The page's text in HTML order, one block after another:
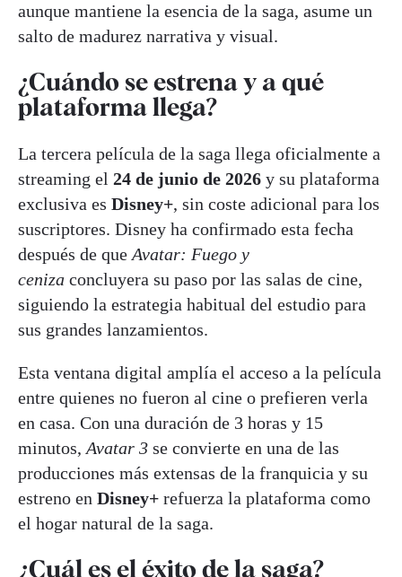
aunque mantiene la esencia de la saga, asume un
salto de madurez narrativa y visual.
¿Cuándo se estrena y a qué
plataforma llega?
La tercera película de la saga llega oficialmente a
streaming el 24 de junio de 2026 y su plataforma
exclusiva es Disney+, sin coste adicional para los
suscriptores. Disney ha confirmado esta fecha
después de que Avatar: Fuego y
ceniza concluyera su paso por las salas de cine,
siguiendo la estrategia habitual del estudio para
sus grandes lanzamientos.
Esta ventana digital amplía el acceso a la película
entre quienes no fueron al cine o prefieren verla
en casa. Con una duración de 3 horas y 15
minutos, Avatar 3 se convierte en una de las
producciones más extensas de la franquicia y su
estreno en Disney+ refuerza la plataforma como
el hogar natural de la saga.
¿Cuál es el éxito de la saga?